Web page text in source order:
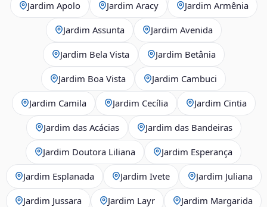
Jardim Apolo Jardim Aracy Jardim Armênia
Jardim Assunta Jardim Avenida
Jardim Bela Vista Jardim Betânia
Jardim Boa Vista Jardim Cambuci
Jardim Camila Jardim Cecília Jardim Cintia
Jardim das Acácias Jardim das Bandeiras
Jardim Doutora Liliana Jardim Esperança
Jardim Esplanada Jardim Ivete Jardim Juliana
Jardim Jussara Jardim Layr Jardim Margarida